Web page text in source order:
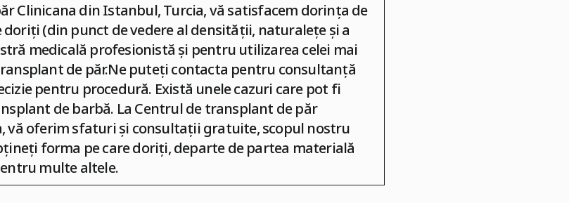
Clinicana din Istanbul, Turcia, vă satisfacem dorința de
(din punct de vedere al densității, naturalețe și a
medicală profesionistă și pentru utilizarea celei mai
de păr.Ne puteți contacta pentru consultanță
pentru procedură. Există unele cazuri care pot fi
de barbă. La Centrul de transplant de păr
, vă oferim sfaturi și consultații gratuite, scopul nostru
forma pe care doriți, departe de partea materială
multe altele.